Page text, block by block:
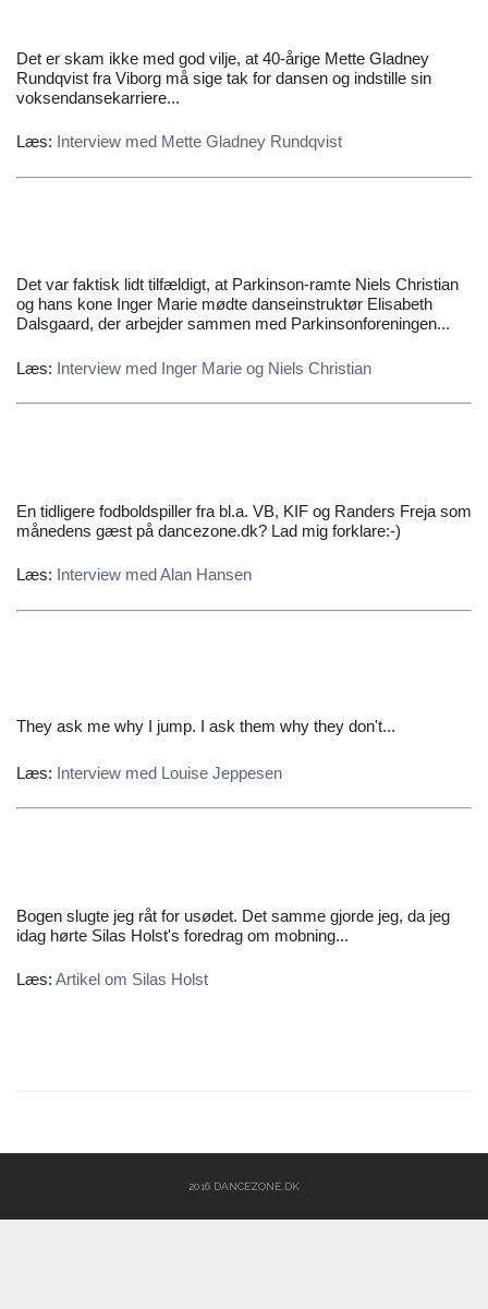
Det er skam ikke med god vilje, at 40-årige Mette Gladney
Rundqvist fra Viborg må sige tak for dansen og indstille sin
voksendansekarriere...
Læs: Interview med Mette Gladney Rundqvist
Det var faktisk lidt tilfældigt, at Parkinson-ramte Niels Christian
og hans kone Inger Marie mødte danseinstruktør Elisabeth
Dalsgaard, der arbejder sammen med Parkinsonforeningen...
Læs: Interview med Inger Marie og Niels Christian
En tidligere fodboldspiller fra bl.a. VB, KIF og Randers Freja som
månedens gæst på dancezone.dk? Lad mig forklare:-)
Læs: Interview med Alan Hansen
They ask me why I jump. I ask them why they don't...
Læs: Interview med Louise Jeppesen
Bogen slugte jeg råt for usødet. Det samme gjorde jeg, da jeg
idag hørte Silas Holst's foredrag om mobning...
Læs: Artikel om Silas Holst
2016 DANCEZONE.DK